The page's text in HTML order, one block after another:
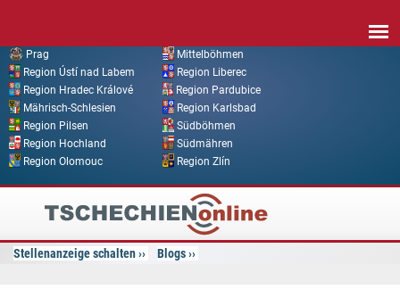
Prag
Mittelböhmen
Region Ústí nad Labem
Region Liberec
Region Hradec Králové
Region Pardubice
Mährisch-Schlesien
Region Karlsbad
Region Pilsen
Südböhmen
Region Hochland
Südmähren
Region Olomouc
Region Zlín
Tschechien
Online
Stellenanzeige schalten Blogs